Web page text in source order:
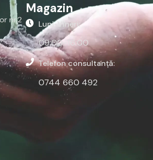
nr.2
Magazin
Luni-Vineri:
09:00-16:00
Telefon consultanță:
0744 660 492